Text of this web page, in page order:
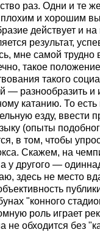
раз. Одни и те
и хорошим
действует и
результат,
мне самой трудно
такое
такого
— разнообразить и
катанию. То
езду, ввести
(опыты
в том, чтобы
Скажем, на
у другого —
здесь не место
"конного
роль играет
не обходится без